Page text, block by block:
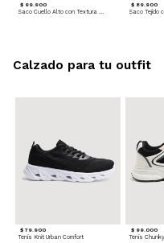
$ 99.900
Saco Cuello Alto con Textura Trenzada
$ 89.900
Saco Tejido
$ 79.900
Tenis Knit Urban Comfort
$ 99.000
Tenis
Calzado para tu outfit